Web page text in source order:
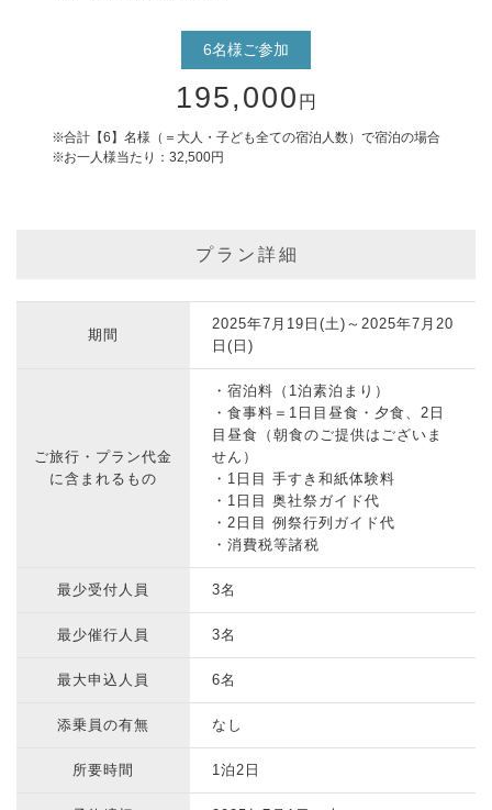
6名様ご参加
195,000 円
合計【6】名様（＝大人・子ども全ての宿泊人数）で宿泊の場合
お一人様当たり：32,500円
プラン詳細
期間
2025年7月19日(土)～2025年7月20
日(日)
ご旅行・プラン代金
に含まれるもの
・宿泊料（1泊素泊まり）
・食事料＝1日目昼食・夕食、2日
目昼食（朝食のご提供はございま
せん）
・1日目 手すき和紙体験料
・1日目 奥社祭ガイド代
・2日目 例祭行列ガイド代
・消費税等諸税
最少受付人員 3名
最少催行人員 3名
最大申込人員 6名
添乗員の有無 なし
所要時間 1泊2日